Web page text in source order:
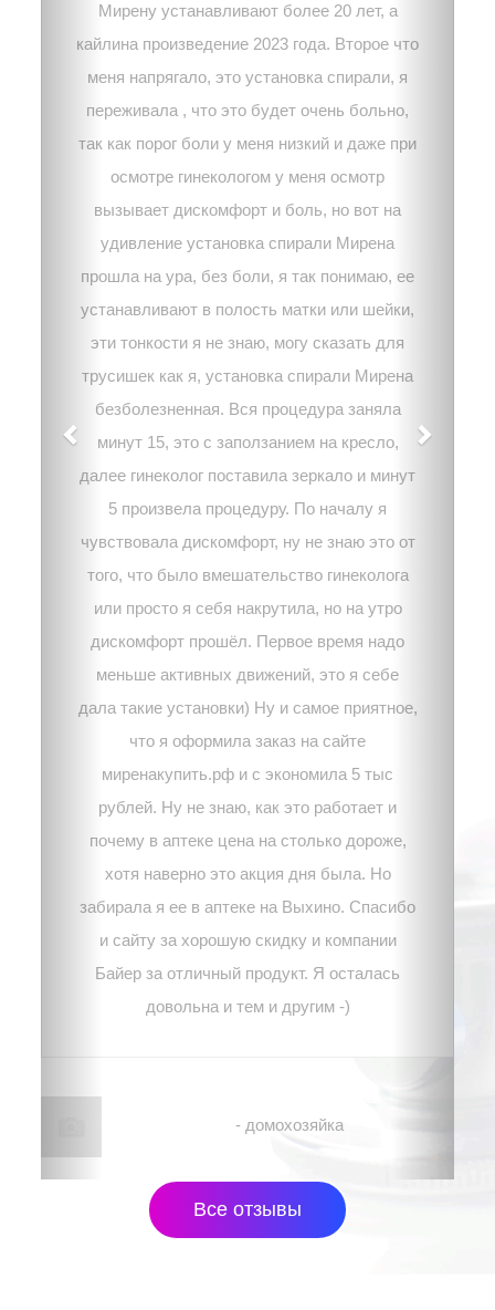
Мирену устанавливают более 20 лет, а
кайлина произведение 2023 года. Второе что
меня напрягало, это установка спирали, я
переживала , что это будет очень больно,
так как порог боли у меня низкий и даже при
осмотре гинекологом у меня осмотр
вызывает дискомфорт и боль, но вот на
удивление установка спирали Мирена
прошла на ура, без боли, я так понимаю, ее
устанавливают в полость матки или шейки,
эти тонкости я не знаю, могу сказать для
трусишек как я, установка спирали Мирена
безболезненная. Вся процедура заняла
минут 15, это с заползанием на кресло,
далее гинеколог поставила зеркало и минут
5 произвела процедуру. По началу я
чувствовала дискомфорт, ну не знаю это от
того, что было вмешательство гинеколога
или просто я себя накрутила, но на утро
дискомфорт прошёл. Первое время надо
меньше активных движений, это я себе
дала такие установки) Ну и самое приятное,
что я оформила заказ на сайте
миренакупить.рф и с экономила 5 тыс
рублей. Ну не знаю, как это работает и
почему в аптеке цена на столько дороже,
хотя наверно это акция дня была. Но
забирала я ее в аптеке на Выхино. Спасибо
и сайту за хорошую скидку и компании
Байер за отличный продукт. Я осталась
довольна и тем и другим -)
- домохозяйка
Все отзывы